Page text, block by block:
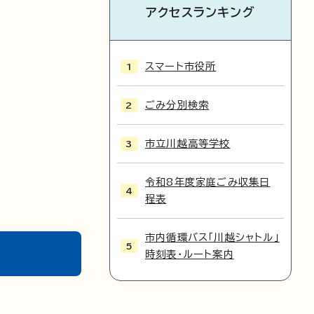
アクセスランキング
スマート市役所
ごみ分別検索
市立川越高等学校
令和8年度家庭ごみ収集日
程表
市内循環バス「川越シャトル」
時刻表・ルート案内